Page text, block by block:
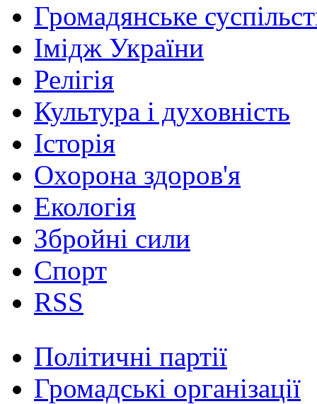
Громадянське
Імідж України
Релігія
Культура і духовність
Історія
Охорона здоров'я
Екологія
Збройні сили
Спорт
RSS
Політичні партії
Громадські організації